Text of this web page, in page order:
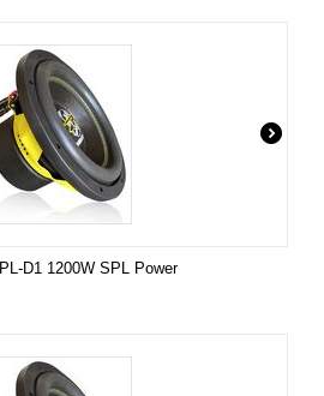
D1 1200W SPL Power